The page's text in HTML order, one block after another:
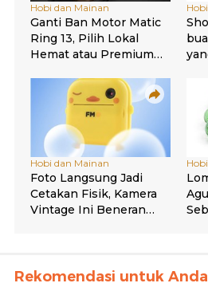
Rekomendasi untuk Anda